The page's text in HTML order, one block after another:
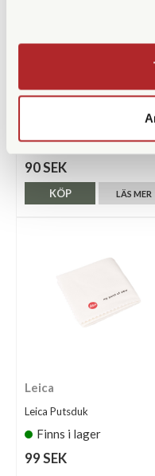
Zeiss
Zeiss Lens Cleaning Wipes
Finns i lager
90 SEK
LÄS MER
KÖP
Leica
Leica Putsduk
Finns i lager
99 SEK